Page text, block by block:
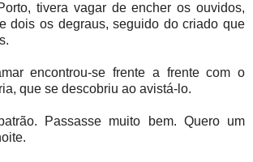
tivera vagar de encher os ouvidos,
dois os degraus, seguido do criado que
encontrou-se frente a frente com o
que se descobriu ao avistá-lo.
Passasse muito bem. Quero um